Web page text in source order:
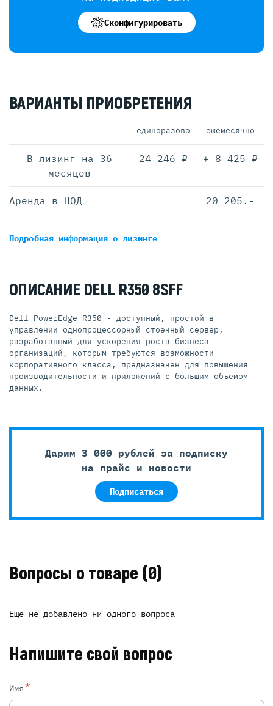
Сконфигурировать
ВАРИАНТЫ ПРИОБРЕТЕНИЯ
единоразово ежемесячно
В лизинг на 36
месяцев
24 246 ₽ + 8 425 ₽
Аренда в ЦОД 20 205.-
Подробная информацияо лизинге
ОПИСАНИЕ DELL R350 8SFF
Dell PowerEdge R350 - доступный, простой в
управлении однопроцессорный стоечный сервер,
разработанный для ускорения роста бизнеса
организаций, которым требуются возможности
корпоративного класса, предназначен для повышения
производительности и приложений с большим объемом
данных.
Дарим 3 000 рублей за подписку
на прайс и новости
Подписаться
Вопросы о товаре (0)
Ещё не добавлено ни одного вопроса
Напишите свой вопрос
Имя*